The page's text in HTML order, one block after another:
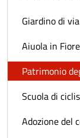
Giardino di
Aiuola in
Patrimonio
Scuola di
Adozione del